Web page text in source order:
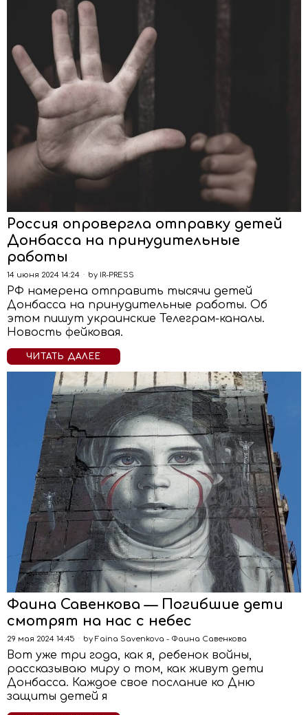
Россия опровергла отправку детей
Донбасса на принудительные
работы
14 июня 2024 14:24 by IR-PRESS
РФ намерена отправить тысячи детей
Донбасса на принудительные работы. Об
этом пишут украинские Телеграм-каналы.
Новость фейковая.
ЧИТАТЬ ДАЛЕЕ
Фаина Савенкова — Погибшие дети
смотрят на нас с небес
29 мая 2024 14:45 by Faina Savenkova - Фаина Савенкова
Вот уже три года, как я, ребенок войны,
рассказываю миру о том, как живут дети
Донбасса. Каждое свое послание ко Дню
защиты детей я